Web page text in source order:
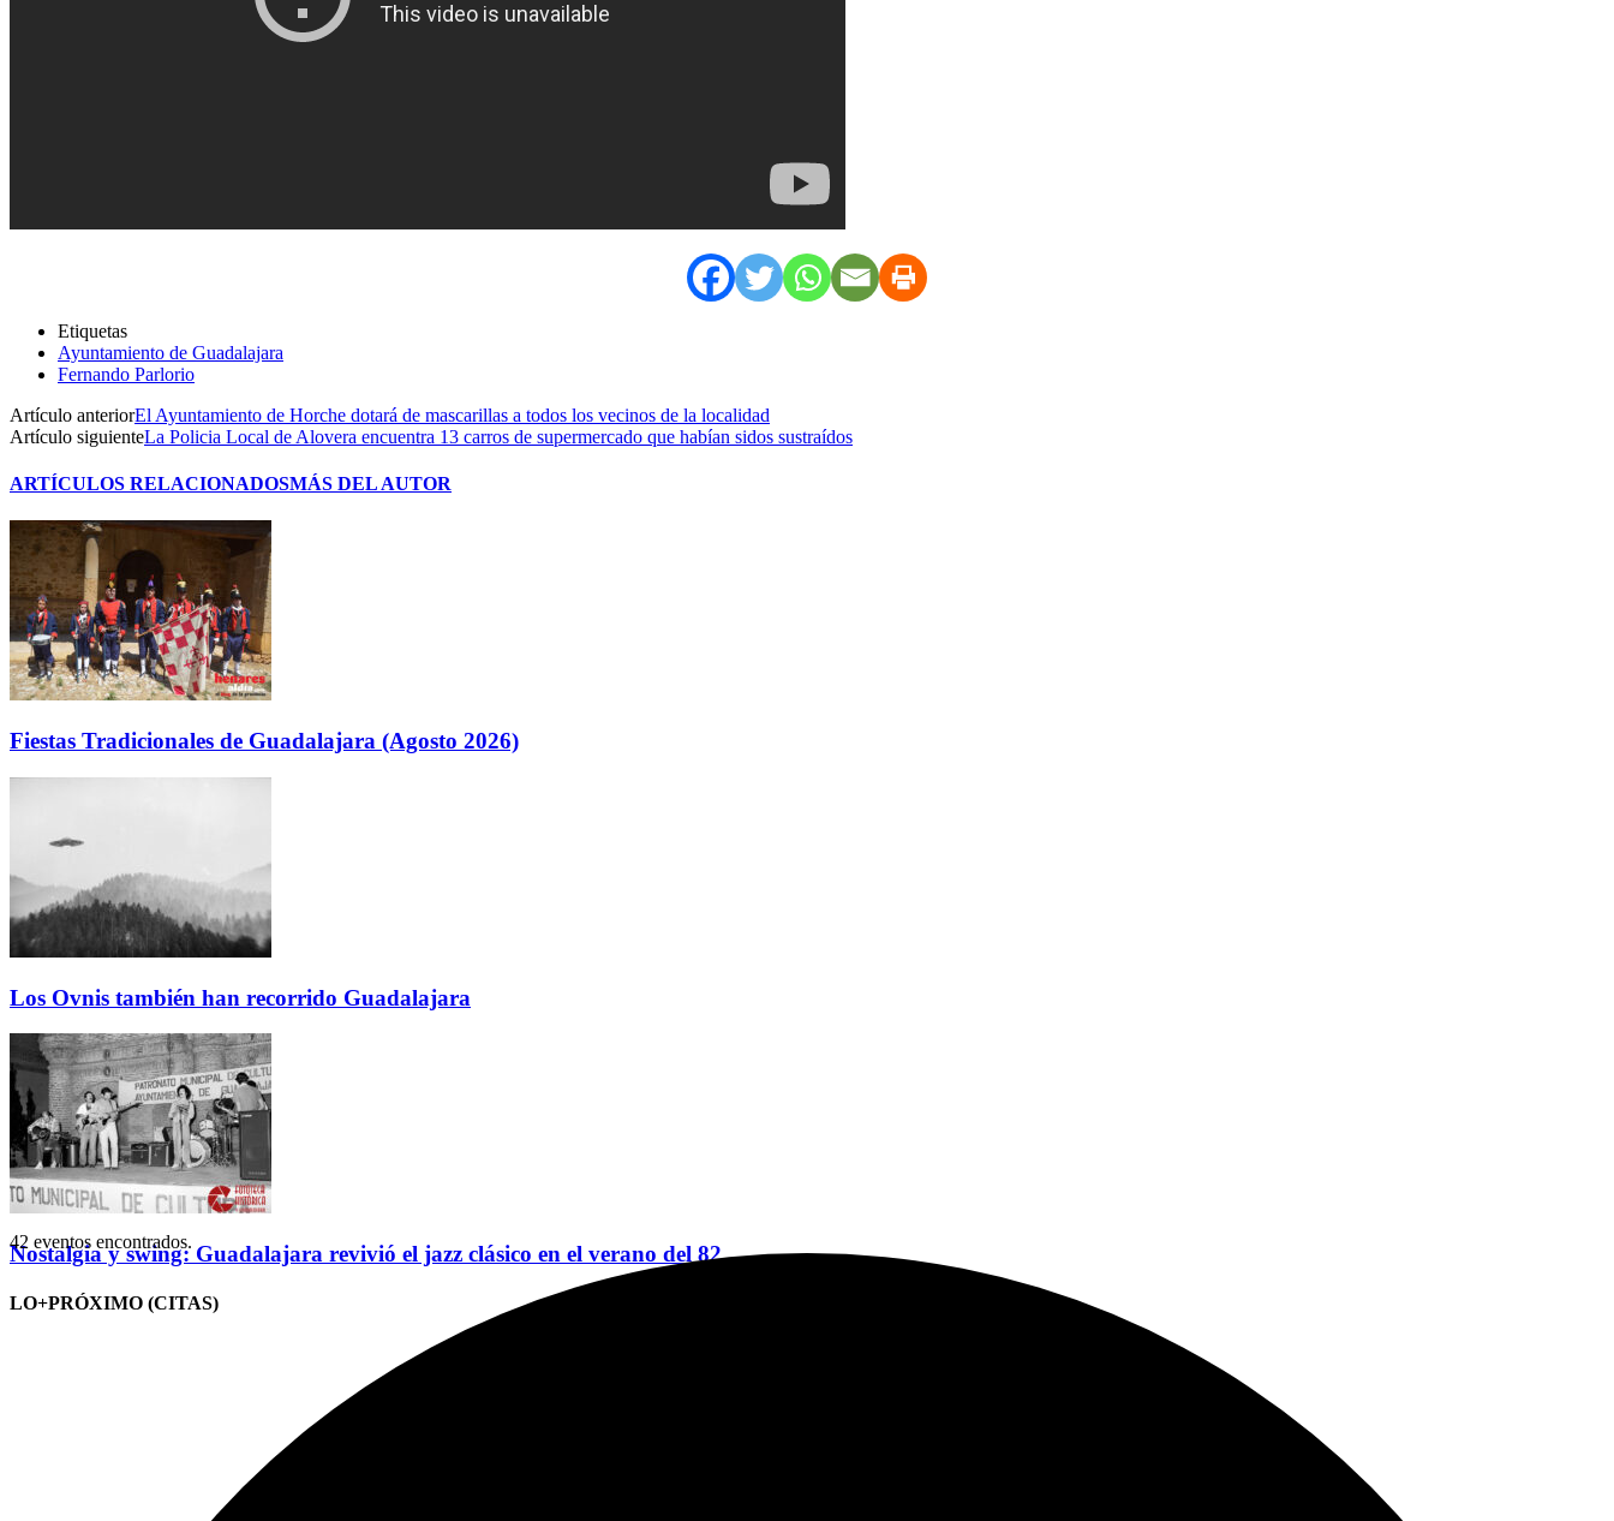
Etiquetas
Ayuntamiento de Guadalajara
Fernando Parlorio
Artículo anteriorEl Ayuntamiento de Horche dotará de mascarillas a todos los vecinos de la localidad
Artículo siguienteLa Policia Local de Alovera encuentra 13 carros de supermercado que habían sidos sustraídos
ARTÍCULOS RELACIONADOSMÁS DEL AUTOR
Fiestas Tradicionales de Guadalajara (Agosto 2026)
Los Ovnis también han recorrido Guadalajara
Nostalgia y swing: Guadalajara revivió el jazz clásico en el verano del 82
LO+PRÓXIMO (CITAS)
42 eventos encontrados.